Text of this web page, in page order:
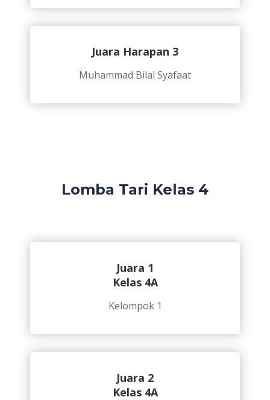
Juara Harapan 3
Muhammad Bilal Syafaat
Lomba Tari Kelas 4
Juara 1
Kelas 4A
Kelompok 1
Juara 2
Kelas 4A